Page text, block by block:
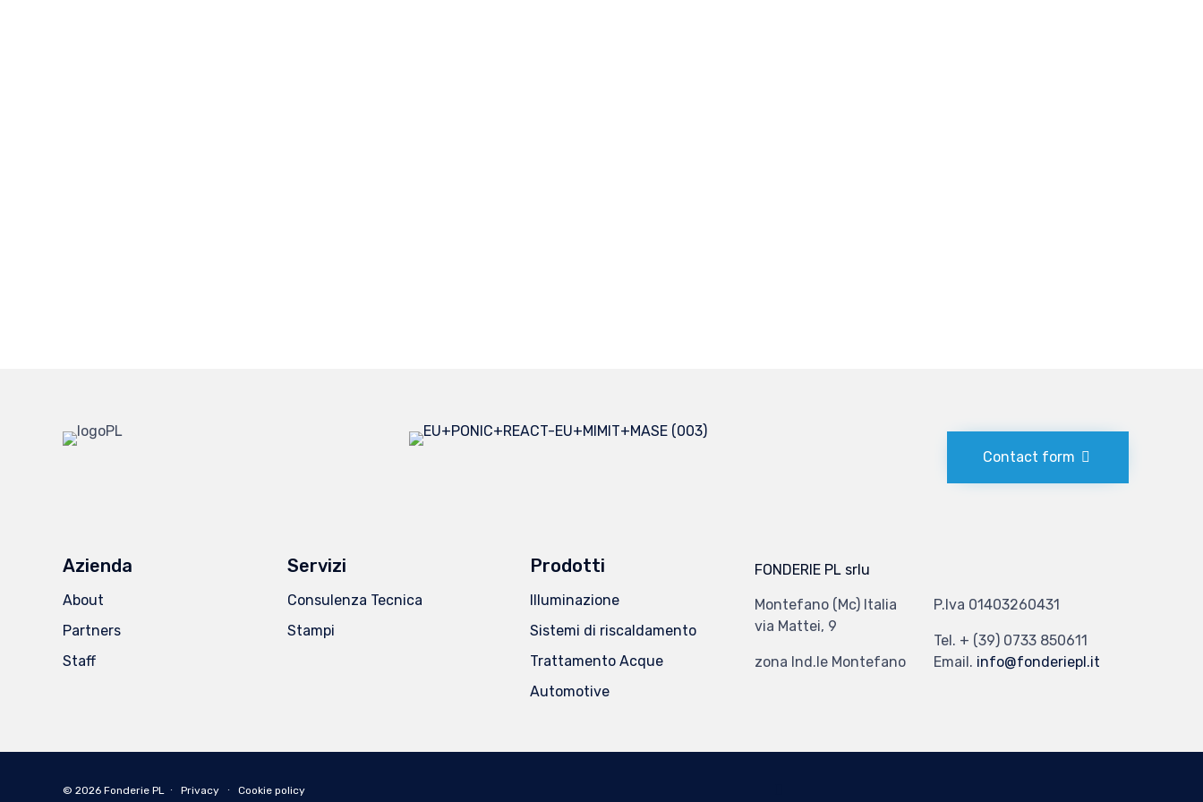
Contact form
Azienda
About
Partners
Staff
Servizi
Consulenza Tecnica
Stampi
Prodotti
Illuminazione
Sistemi di riscaldamento
Trattamento Acque
Automotive
FONDERIE PL srlu
Montefano (Mc) Italia
via Mattei, 9
zona Ind.le Montefano
P.Iva 01403260431
Tel. + (39) 0733 850611
Email. info@fonderiepl.it
© 2026 Fonderie PL ∙ Privacy ∙ Cookie policy